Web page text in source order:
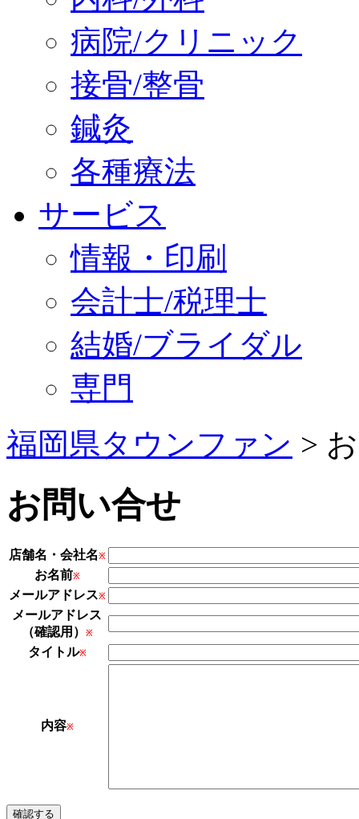
病院/クリニック
接骨/整骨
鍼灸
各種療法
サービス
情報・印刷
会計士/税理士
結婚/ブライダル
専門
福岡県タウンファン >
お問い合せ
店舗名・会社名※
お名前※
メールアドレス※
メールアドレス
（確認用）
※
タイトル※
内容※